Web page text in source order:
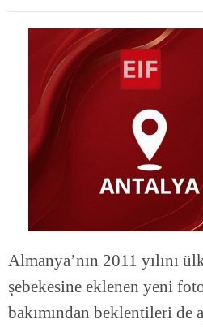
Almanya’nın 2011 yılını
şebekesine eklenen yeni
bakımından beklentileri de